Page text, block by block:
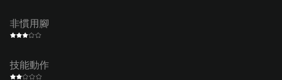
非慣用腳
技能動作